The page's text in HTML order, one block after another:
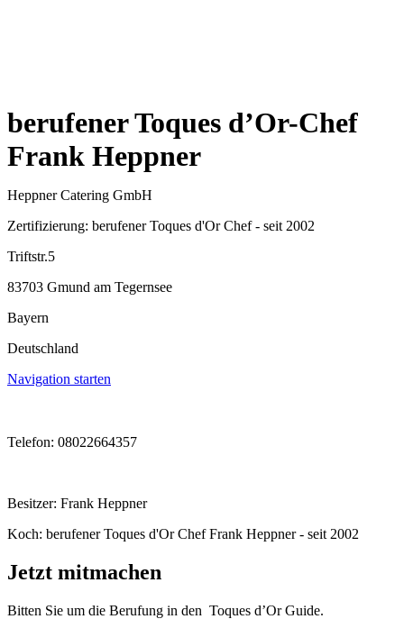
berufener Toques d’Or-Chef
Frank Heppner
Heppner Catering GmbH
Zertifizierung: berufener Toques d'Or Chef - seit 2002
Triftstr.5
83703 Gmund am Tegernsee
Bayern
Deutschland
Navigation starten
Telefon: 08022664357
Besitzer: Frank Heppner
Koch: berufener Toques d'Or Chef Frank Heppner - seit 2002
Jetzt mitmachen
Bitten Sie um die Berufung in den Toques d’Or Guide.